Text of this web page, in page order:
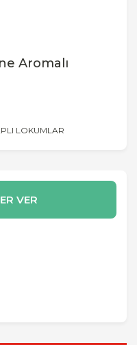
Aromalı
LOKUMLAR
VER